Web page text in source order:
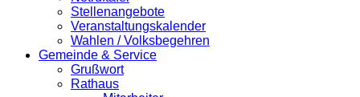
Stellenangebote
Veranstaltungskalender
Wahlen / Volksbegehren
Gemeinde & Service
Grußwort
Rathaus